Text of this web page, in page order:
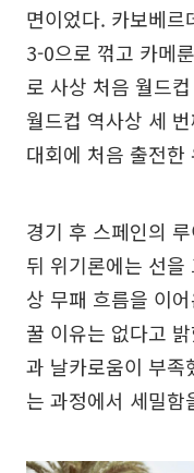
면이었다. 카보베
3-0으로 꺾고 카메
로 사상 처음 월드
월드컵 역사상 세
대회에 처음 출전
경기 후 스페인의
뒤 위기론에는 선
상 무패 흐름을 이
꿀 이유는 없다고
과 날카로움이 부
는 과정에서 세밀